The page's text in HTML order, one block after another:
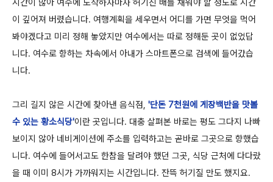
시간이 많아 여수에 도착하자마자 허기진 배를 채워야 할 정도로 시간
이 깊어져 버렸습니다. 여행계획을 세우면서 어디를 가면 무엇을 먹어
봐야겠다고 미리 정해 놓았지만 여수에서는 따로 정해둔 곳이 없었답
니다. 여수로 향하는 차속에서 아내가 스마트폰으로 검색에 들어갔습
니다.
그리 길지 않은 시간에 찾아낸 음식점, '단돈 7천원에 게장백반을 맛볼
수 있는 황소식당'이란 곳입니다. 대충 살펴본 바로는 평도 그다지 나빠
보이지 않아 네비게이션에 주소를 입력하고는 곧바로 그곳으로 향했습
니다. 여수에 들어서고도 한참을 달려야 했던 그곳, 식당 근처에 다다랐
을 때 이미 8시가 가까워지는 시간입니다. 잔뜩 허기질 만도 했지요.